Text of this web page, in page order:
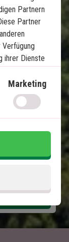
Yao
lesen
Partnern
Partner
ihrer Dienste
Marketing